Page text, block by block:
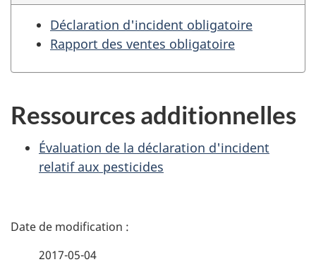
Déclaration d'incident obligatoire
Rapport des ventes obligatoire
Ressources additionnelles
Évaluation de la déclaration d'incident
relatif aux pesticides
D
2017-05-04